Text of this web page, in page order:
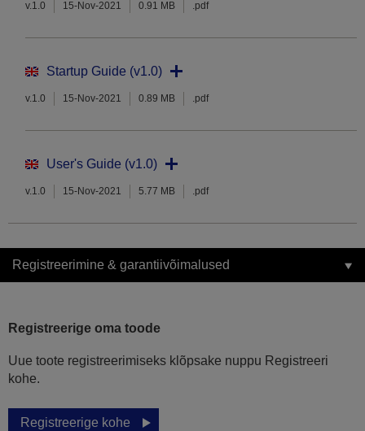
v.1.0 15-Nov-2021 0.91 MB .pdf
Startup Guide (v1.0)
v.1.0 15-Nov-2021 0.89 MB .pdf
User's Guide (v1.0)
v.1.0 15-Nov-2021 5.77 MB .pdf
Registreerimine & garantiivõimalused
Registreerige oma toode
Uue toote registreerimiseks klõpsake nuppu Registreeri
kohe.
Registreerige kohe